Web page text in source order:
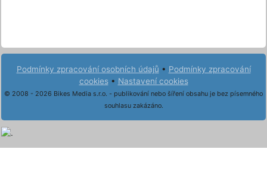
Podmínky zpracování osobních údajů • Podmínky zpracování
cookies• Nastavení cookies
© 2008 - 2026 Bikes Media s.r.o. - publikování nebo šíření obsahu je bez písemného
souhlasu zakázáno.